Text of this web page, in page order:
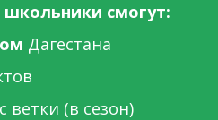
смогут:
Дагестана
ветки (в сезон)